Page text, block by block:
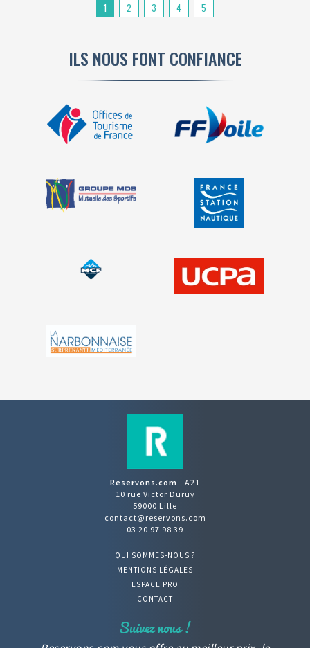
1 2 3 4 5
ILS NOUS FONT CONFIANCE
Reservons.com - A21
10 rue Victor Duruy
59000 Lille
contact@reservons.com
03 20 97 98 39
QUI SOMMES-NOUS ?
MENTIONS LÉGALES
ESPACE PRO
CONTACT